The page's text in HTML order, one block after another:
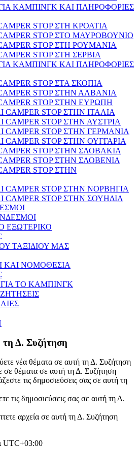
ΚΑΜΠΙΝΓΚ ΚΑΙ ΠΛΗΡΟΦΟΡΙΕΣ
STOP ΣΤΗ ΚΡΟΑΤΙΑ
STOP ΣΤΟ ΜΑΥΡΟΒΟΥΝΙΟ
STOP ΣΤΗ ΡΟΥΜΑΝΙΑ
STOP ΣΤΗ ΣΕΡΒΙΑ
ΚΑΜΠΙΝΓΚ ΚΑΙ ΠΛΗΡΟΦΟΡΙΕΣ
STOP ΣΤΑ ΣΚΟΠΙΑ
STOP ΣΤΗΝ ΑΛΒΑΝΙΑ
STOP ΣΤΗΝ ΕΥΡΩΠΗ
STOP ΣΤΗΝ ΙΤΑΛΙΑ
STOP ΣΤΗΝ ΑΥΣΤΡΙΑ
CAMPER STOP ΣΤΗΝ ΓΕΡΜΑΝΙΑ
STOP ΣΤΗΝ ΟΥΓΓΑΡΙΑ
STOP ΣΤΗΝ ΣΛΟΒΑΚΙΑ
STOP ΣΤΗΝ ΣΛΟΒΕΝΙΑ
STOP ΣΤΗΝ
CAMPER STOP ΣΤΗΝ ΝΟΡΒΗΓΙΑ
CAMPER STOP ΣΤΗΝ ΣΟΥΗΔΙΑ
ΕΞΩΤΕΡΙΚΟ
ΤΑΞΙΔΙΟΥ ΜΑΣ
ΝΟΜΟΘΕΣΙΑ
ΤΟ ΚΑΜΠΙΝΓΚ
τη Δ. Συζήτηση
νέα θέματα σε αυτή τη Δ. Συζήτηση
σε θέματα σε αυτή τη Δ. Συζήτηση
τις δημοσιεύσεις σας σε αυτή τη
τις δημοσιεύσεις σας σε αυτή τη Δ.
αρχεία σε αυτή τη Δ. Συζήτηση
UTC+03:00